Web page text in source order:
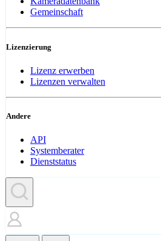
Gemeinschaft
Lizenzierung
Lizenz erwerben
Lizenzen verwalten
Andere
API
Systemberater
Dienststatus